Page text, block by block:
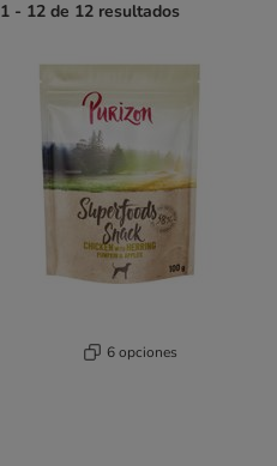
1 - 12 de 12 resultados
6 opciones